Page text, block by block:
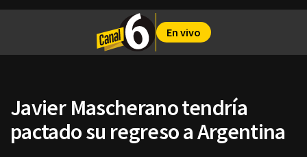
En vivo
Javier Mascherano tendría
pactado su regreso a Argentina